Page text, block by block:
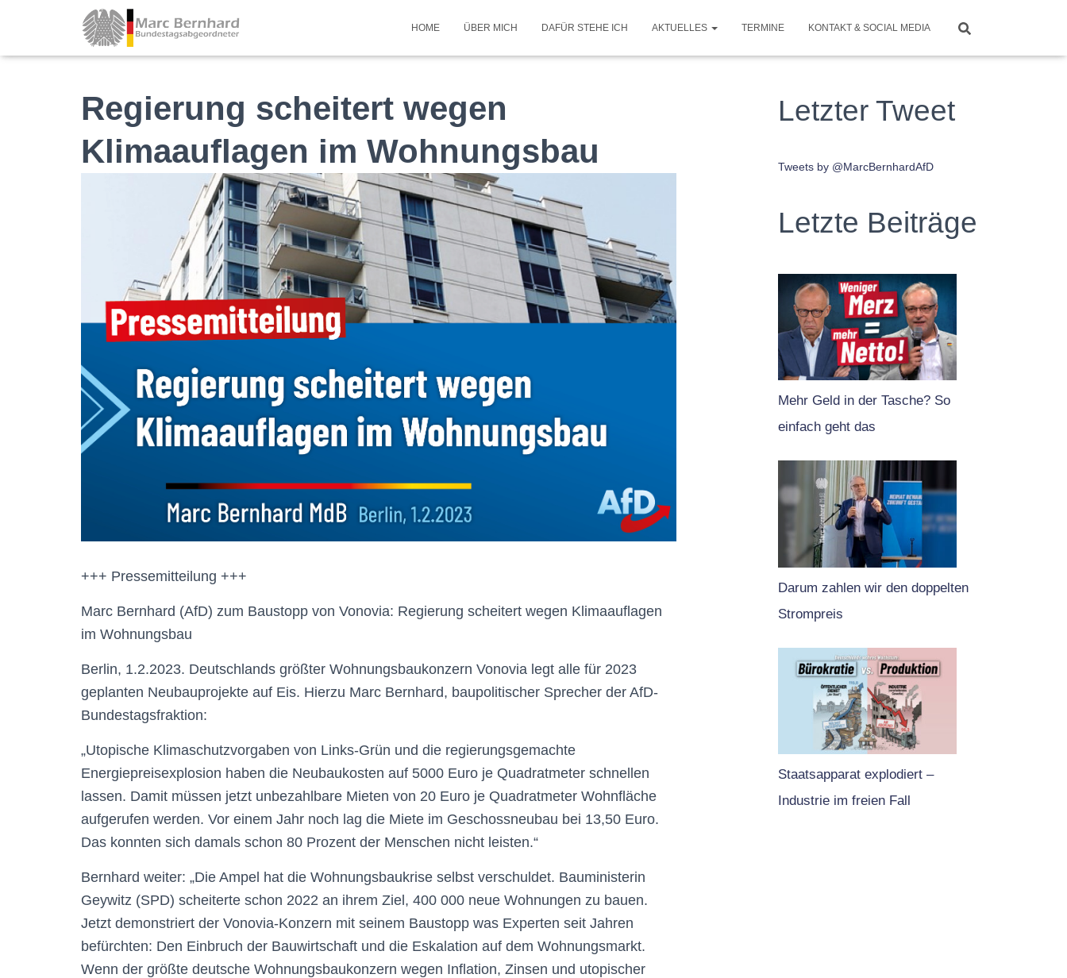
HOME ÜBER MICH DAFÜR STEHE ICH AKTUELLES TERMINE KONTAKT & SOCIAL MEDIA
Regierung scheitert wegen
Klimaauflagen im Wohnungsbau
+++ Pressemitteilung +++
Marc Bernhard (AfD) zum Baustopp von Vonovia: Regierung scheitert wegen Klimaauflagen
im Wohnungsbau
Berlin, 1.2.2023. Deutschlands größter Wohnungsbaukonzern Vonovia legt alle für 2023
geplanten Neubauprojekte auf Eis. Hierzu Marc Bernhard, baupolitischer Sprecher der AfD-
Bundestagsfraktion:
„Utopische Klimaschutzvorgaben von Links-Grün und die regierungsgemachte
Energiepreisexplosion haben die Neubaukosten auf 5000 Euro je Quadratmeter schnellen
lassen. Damit müssen jetzt unbezahlbare Mieten von 20 Euro je Quadratmeter Wohnfläche
aufgerufen werden. Vor einem Jahr noch lag die Miete im Geschossneubau bei 13,50 Euro.
Das konnten sich damals schon 80 Prozent der Menschen nicht leisten.“
Bernhard weiter: „Die Ampel hat die Wohnungsbaukrise selbst verschuldet. Bauministerin
Geywitz (SPD) scheiterte schon 2022 an ihrem Ziel, 400 000 neue Wohnungen zu bauen.
Jetzt demonstriert der Vonovia-Konzern mit seinem Baustopp was Experten seit Jahren
befürchten: Den Einbruch der Bauwirtschaft und die Eskalation auf dem Wohnungsmarkt.
Wenn der größte deutsche Wohnungsbaukonzern wegen Inflation, Zinsen und utopischer
Letzter Tweet
Tweets by @MarcBernhardAfD
Letzte Beiträge
Mehr Geld in der Tasche? So
einfach geht das
Darum zahlen wir den doppelten
Strompreis
Staatsapparat explodiert –
Industrie im freien Fall